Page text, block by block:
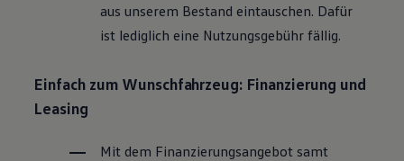
aus unserem Bestand eintauschen. Dafür
ist lediglich eine Nutzungsgebühr fällig.
Einfach zum Wunschfahrzeug: Finanzierung und
Leasing
Mit dem Finanzierungsangebot samt